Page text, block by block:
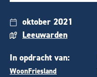
oktober 2021
Leeuwarden
In opdracht van:
WoonFriesland